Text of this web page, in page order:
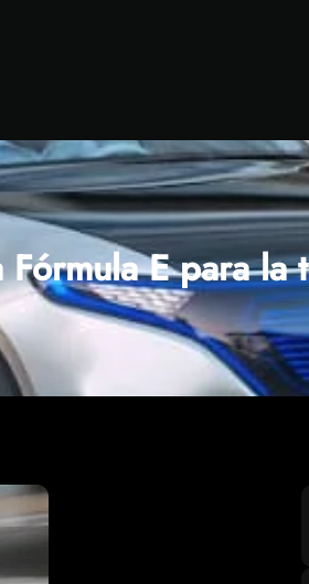
Fórmula E para la